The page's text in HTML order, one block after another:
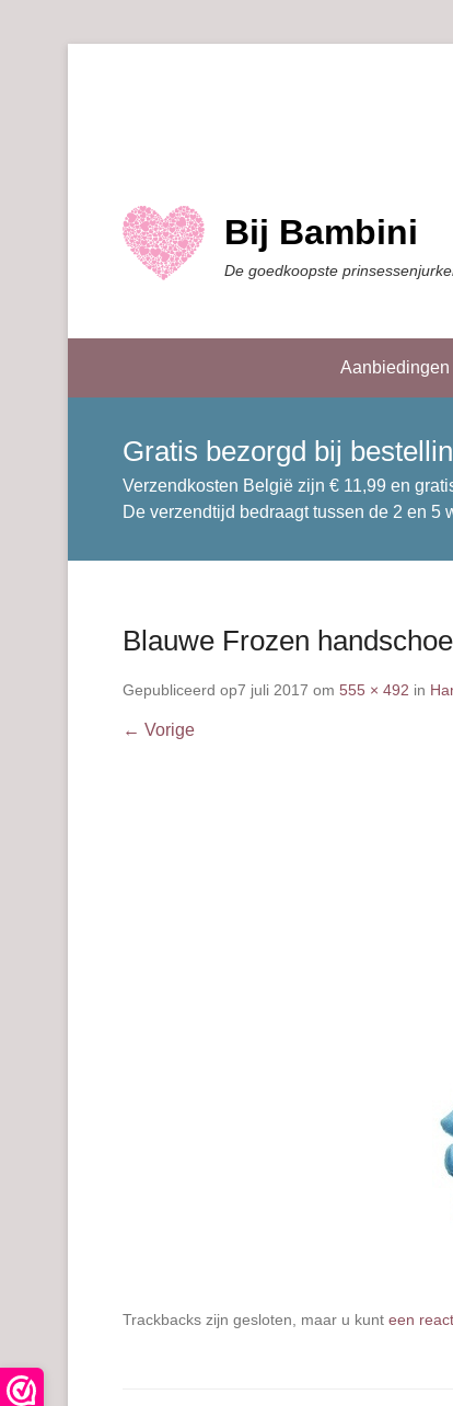
Bij Bambini
De goedkoopste
Aanbiedingen
Gratis bezorgd bij
Verzendkosten België zijn € 11,99 en
De verzendtijd bedraagt tussen de 2 en 5
Blauwe Frozen
Gepubliceerd op7 juli 2017 om 555 × 492 in
← Vorige
Trackbacks zijn gesloten, maar u kunt een